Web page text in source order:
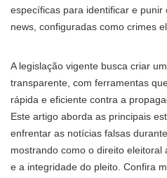
específicas para identificar e punir
news, configuradas como crimes
A legislação vigente busca criar
transparente, com ferramentas
rápida e eficiente contra a
Este artigo aborda as principais
enfrentar as notícias falsas
mostrando como o direito
e a integridade do pleito. Confira